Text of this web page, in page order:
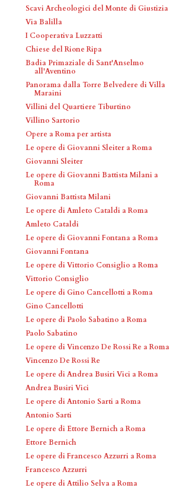
Scavi Archeologici del Monte di Giustizia
Via Balilla
I Cooperativa Luzzatti
Chiese del Rione Ripa
Badia Primaziale di Sant'Anselmo
all'Aventino
Panorama dalla Torre Belvedere di Villa
Maraini
Villini del Quartiere Tiburtino
Villino Sartorio
Opere a Roma per artista
Le opere di Giovanni Sleiter a Roma
Giovanni Sleiter
Le opere di Giovanni Battista Milani a
Roma
Giovanni Battista Milani
Le opere di Amleto Cataldi a Roma
Amleto Cataldi
Le opere di Giovanni Fontana a Roma
Giovanni Fontana
Le opere di Vittorio Consiglio a Roma
Vittorio Consiglio
Le opere di Gino Cancellotti a Roma
Gino Cancellotti
Le opere di Paolo Sabatino a Roma
Paolo Sabatino
Le opere di Vincenzo De Rossi Re a Roma
Vincenzo De Rossi Re
Le opere di Andrea Busiri Vici a Roma
Andrea Busiri Vici
Le opere di Antonio Sarti a Roma
Antonio Sarti
Le opere di Ettore Bernich a Roma
Ettore Bernich
Le opere di Francesco Azzurri a Roma
Francesco Azzurri
Le opere di Attilio Selva a Roma